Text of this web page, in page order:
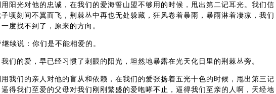
用阳光对他的忠诚，在我们的爱海誓山盟不够用的时候，甩出第二记耳光。我们信
顷刻间不翼而飞，荆棘丛中再也无处躲藏，狂风卷着暴雨，暴雨淋着凄凉，我们
度找不到了，原来的方向。
续说：你们是不能相爱的。
们的爱，早已经习惯了刺眼的阳光，坦然地暴露在光天化日里的荆棘丛旁。
用我们的亲人对他的盲从和依赖，在我们的爱张扬着五光十色的时候，甩出第三记
得我们至爱的父母对我们刚刚繁盛的爱咆哮不止，逼得我们至亲的人啊，天经地